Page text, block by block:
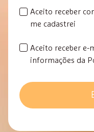
Aceito receber
me cadastrei
Aceito receber e-
informações da